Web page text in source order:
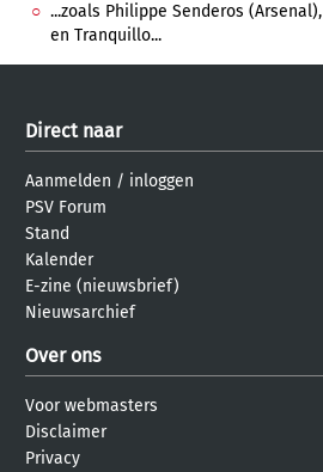
...zoals Philippe Senderos (Arsenal),
en Tranquillo...
Direct naar
Aanmelden / inloggen
PSV Forum
Stand
Kalender
E-zine (nieuwsbrief)
Nieuwsarchief
Over ons
Voor webmasters
Disclaimer
Privacy